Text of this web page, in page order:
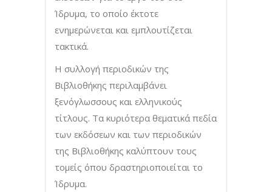
Ίδρυμα, το οποίο έκτοτε
ενημερώνεται και εμπλουτίζεται
τακτικά.
Η συλλογή περιοδικών της
Βιβλιοθήκης περιλαμβάνει
ξενόγλωσσους και ελληνικούς
τίτλους. Τα κυριότερα θεματικά πεδία
των εκδόσεων και των περιοδικών
της Βιβλιοθήκης καλύπτουν τους
τομείς όπου δραστηριοποιείται το
Ίδρυμα.